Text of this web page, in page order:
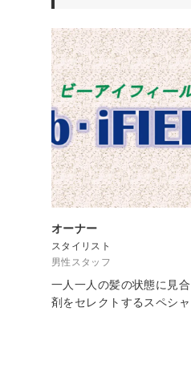
オーナー
スタイリスト
男性スタッフ
一人一人の髪の状態に見
剤をセレクトするスペシャ